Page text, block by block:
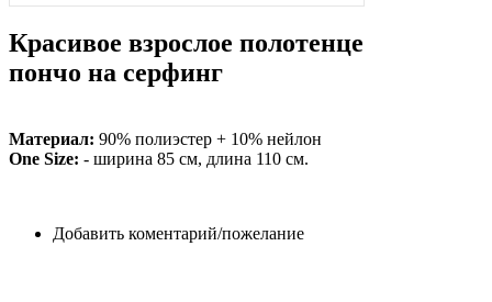
Красивое взрослое полотенце
пончо на серфинг
Материал: 90% полиэстер + 10% нейлон
One Size: - ширина 85 см, длина 110 см.
Добавить коментарий/пожелание